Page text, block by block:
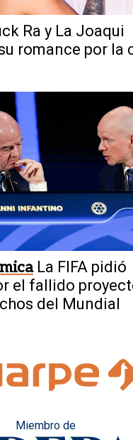
Ra y La Joaqui
romance por la
La FIFA pidió
el fallido
del Mundial
Miembro de